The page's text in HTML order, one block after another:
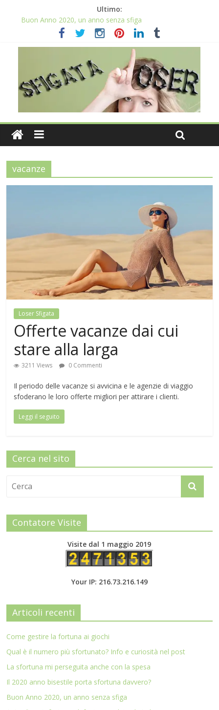
Ultimo:
Buon Anno 2020, un anno senza sfiga
Come gestire la fortuna ai giochi
Qual è il numero più sfortunato? Info e curiosità nel post
La sfortuna mi perseguita anche con la spesa
Il 2020 anno bisestile porta sfortuna davvero?
vacanze
Loser Sfigata
Offerte vacanze dai cui
stare alla larga
3211 Views 0 Commenti
Il periodo delle vacanze si avvicina e le agenzie di viaggio
sfoderano le loro offerte migliori per attirare i clienti.
Leggi il seguito
Cerca nel sito
Contatore Visite
Visite dal 1 maggio 2019
Your IP: 216.73.216.149
Articoli recenti
Come gestire la fortuna ai giochi
Qual è il numero più sfortunato? Info e curiosità nel post
La sfortuna mi perseguita anche con la spesa
Il 2020 anno bisestile porta sfortuna davvero?
Buon Anno 2020, un anno senza sfiga